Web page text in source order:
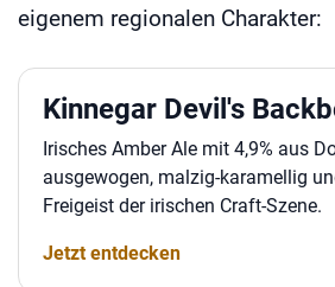
eigenem regionalen Charakter:
Kinnegar Devil's
Irisches Amber Ale mit 4,9% aus
ausgewogen, malzig-karamellig
Freigeist der irischen Craft-Szene.
Jetzt entdecken